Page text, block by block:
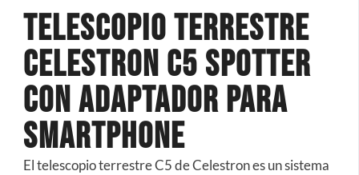
Telescopio Terrestre
Celestron C5 Spotter
con Adaptador para
Smartphone
El telescopio terrestre C5 de Celestron es un sistema